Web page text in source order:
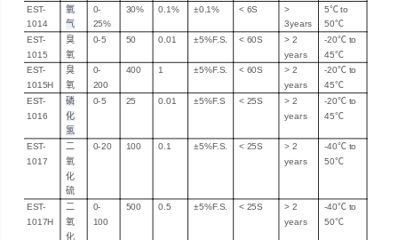
EST-
1014
氧
气
0-
25%
30% 0.1% ±0.1% < 6S
>
3years
5℃to
50℃
EST-
1015
臭
氧
0-5 50 0.01 ±5%F.S. < 60S > 2
years
-20℃to
45℃
EST-
1015H
臭
氧
0-
200
400 1 ±5%F.S. < 60S > 2
years
-20℃to
45℃
EST-
1016
磷
化
氢
0-5 25 0.01 ±5%F.S < 25S > 2
years
-20℃to
45℃
EST-
1017
二
氧
化
硫
0-20 100 0.1 ±5%F.S. < 25S > 2
years
-40℃to
50℃
EST-
1017H
二
氧
化
0-
100
500 0.5 ±5%F.S. < 25S > 2
years
-40℃to
50℃